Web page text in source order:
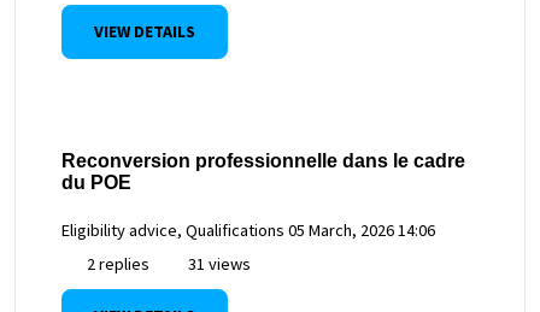
VIEW DETAILS
Reconversion professionnelle dans le cadre
du POE
Eligibility advice, Qualifications 05 March, 2026 14:06
2 replies
31 views